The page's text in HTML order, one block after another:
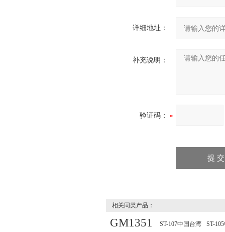
详细地址：
补充说明：
验证码：
相关同类产品：
GM1351
ST-107中国台湾
ST-